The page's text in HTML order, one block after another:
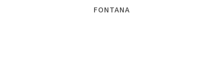
FONTANA